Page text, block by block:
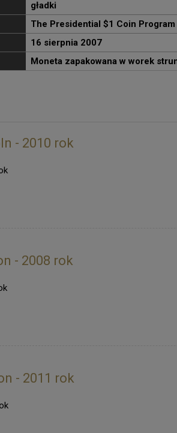
gładki
The Presidential $1 Coin Program
16 sierpnia 2007
Moneta zapakowana w worek
- 2010 rok
- 2008 rok
- 2011 rok